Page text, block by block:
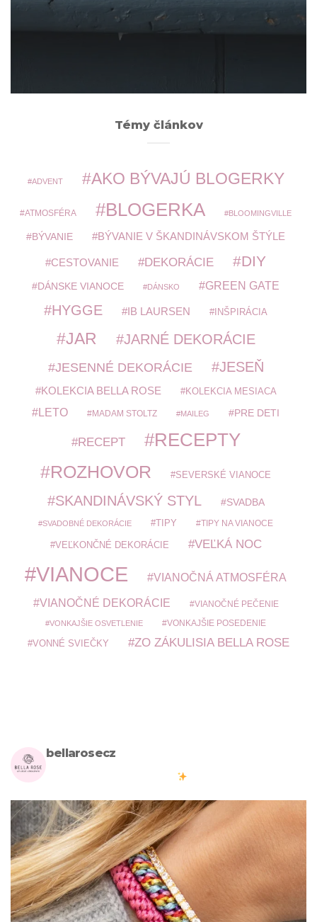
Archív
Témy článkov
ADVENT AKO BÝVAJÚ BLOGERKY
ATMOSFÉRA BLOGERKA BLOOMINGVILLE
BÝVANIE BÝVANIE V ŠKANDINÁVSKOM ŠTÝLE
CESTOVANIE DEKORÁCIE DIY
DÁNSKE VIANOCE DÁNSKO GREEN GATE
HYGGE IB LAURSEN INŠPIRÁCIA
JAR JARNÉ DEKORÁCIE
JESENNÉ DEKORÁCIE JESEŇ
KOLEKCIA BELLA ROSE KOLEKCIA MESIACA
LETO MADAM STOLTZ MAILEG PRE DETI
RECEPT
RECEPTY
ROZHOVOR
SEVERSKÉ VIANOCE
SKANDINÁVSKÝ STYL SVADBA
SVADOBNÉ DEKORÁCIE TIPY TIPY NA VIANOCE
VEĽKONČNÉ DEKORÁCIE VEĽKÁ NOC
VIANOCE VIANOČNÁ ATMOSFÉRA
VIANOČNÉ DEKORÁCIE VIANOČNÉ PEČENIE
VONKAJŠIE OSVETLENIE VONKAJŠIE POSEDENIE
VONNÉ SVIEČKY ZO ZÁKULISIA BELLA ROSE
bellarosecz